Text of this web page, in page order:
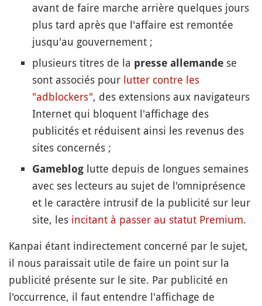
avant de faire marche arrière quelques jours
plus tard après que l'affaire est remontée
jusqu'au gouvernement ;
plusieurs titres de la presse allemande se
sont associés pour lutter contre les
"adblockers", des extensions aux navigateurs
Internet qui bloquent l'affichage des
publicités et réduisent ainsi les revenus des
sites concernés ;
Gameblog lutte depuis de longues semaines
avec ses lecteurs au sujet de l'omniprésence
et le caractère intrusif de la publicité sur leur
site, les incitant à passer au statut Premium.
Kanpai étant indirectement concerné par le sujet,
il nous paraissait utile de faire un point sur la
publicité présente sur le site. Par publicité en
l'occurrence, il faut entendre l'affichage de